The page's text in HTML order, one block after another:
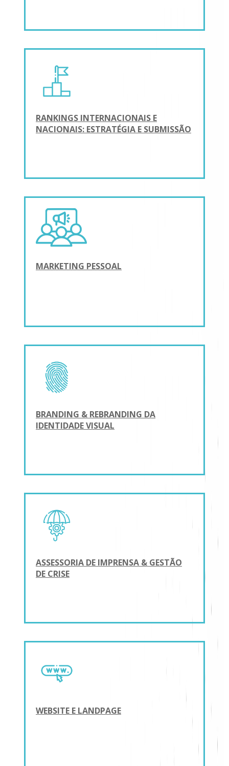
RANKINGS INTERNACIONAIS E
NACIONAIS: ESTRATÉGIA E SUBMISSÃO
MARKETING PESSOAL
BRANDING & REBRANDING DA
IDENTIDADE VISUAL
ASSESSORIA DE IMPRENSA & GESTÃO
DE CRISE
WEBSITE E LANDPAGE